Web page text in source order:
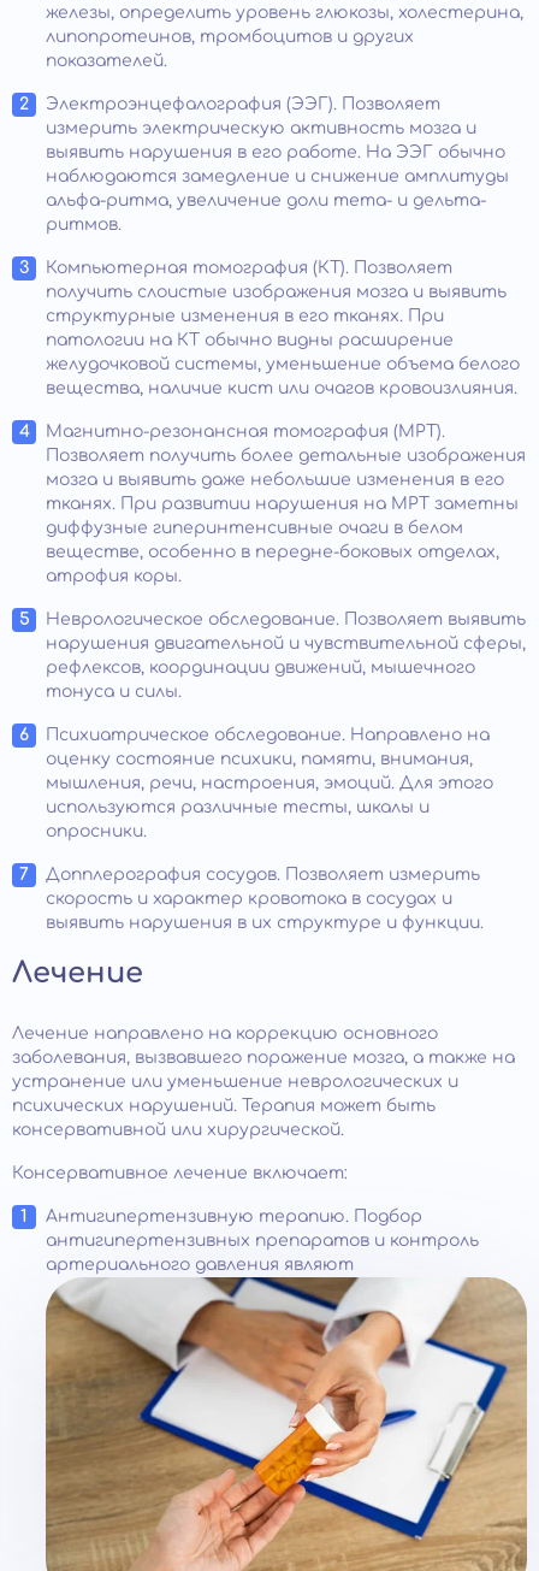
железы, определить уровень глюкозы, холестерина,
липопротеинов, тромбоцитов и других
показателей.
Электроэнцефалография (ЭЭГ). Позволяет
измерить электрическую активность мозга и
выявить нарушения в его работе. На ЭЭГ обычно
наблюдаются замедление и снижение амплитуды
альфа-ритма, увеличение доли тета- и дельта-
ритмов.
Компьютерная томография (КТ). Позволяет
получить слоистые изображения мозга и выявить
структурные изменения в его тканях. При
патологии на КТ обычно видны расширение
желудочковой системы, уменьшение объема белого
вещества, наличие кист или очагов кровоизлияния.
Магнитно-резонансная томография (МРТ).
Позволяет получить более детальные изображения
мозга и выявить даже небольшие изменения в его
тканях. При развитии нарушения на МРТ заметны
диффузные гиперинтенсивные очаги в белом
веществе, особенно в передне-боковых отделах,
атрофия коры.
Неврологическое обследование. Позволяет выявить
нарушения двигательной и чувствительной сферы,
рефлексов, координации движений, мышечного
тонуса и силы.
Психиатрическое обследование. Направлено на
оценку состояние психики, памяти, внимания,
мышления, речи, настроения, эмоций. Для этого
используются различные тесты, шкалы и
опросники.
Допплерография сосудов. Позволяет измерить
скорость и характер кровотока в сосудах и
выявить нарушения в их структуре и функции.
Лечение
Лечение направлено на коррекцию основного
заболевания, вызвавшего поражение мозга, а также на
устранение или уменьшение неврологических и
психических нарушений. Терапия может быть
консервативной или хирургической.
Консервативное лечение включает:
Антигипертензивную терапию. Подбор
антигипертензивных препаратов и контроль
артериального давления являют